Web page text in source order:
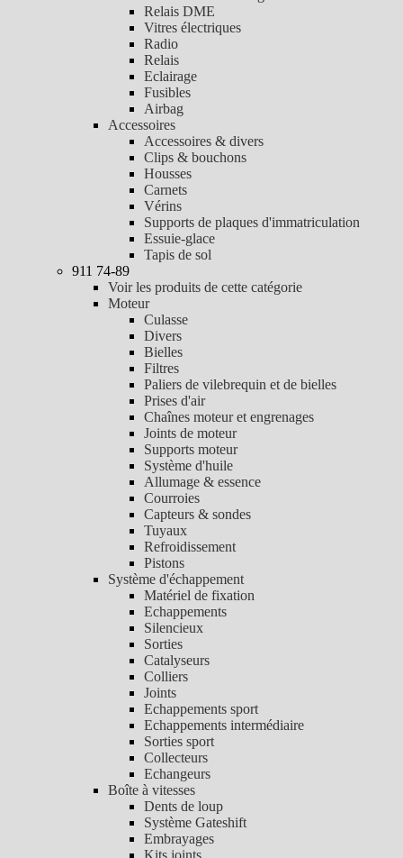
Relais DME
Vitres électriques
Radio
Relais
Eclairage
Fusibles
Airbag
Accessoires
Accessoires & divers
Clips & bouchons
Housses
Carnets
Vérins
Supports de plaques d'immatriculation
Essuie-glace
Tapis de sol
911 74-89
Voir les produits de cette catégorie
Moteur
Culasse
Divers
Bielles
Filtres
Paliers de vilebrequin et de bielles
Prises d'air
Chaînes moteur et engrenages
Joints de moteur
Supports moteur
Système d'huile
Allumage & essence
Courroies
Capteurs & sondes
Tuyaux
Refroidissement
Pistons
Système d'échappement
Matériel de fixation
Echappements
Silencieux
Sorties
Catalyseurs
Colliers
Joints
Echappements sport
Echappements intermédiaire
Sorties sport
Collecteurs
Echangeurs
Boîte à vitesses
Dents de loup
Système Gateshift
Embrayages